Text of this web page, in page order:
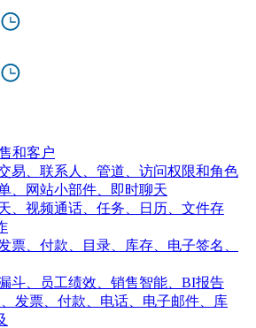
和客户
易、联系人、管道、访问权限和角色
、网站小部件、即时聊天
、视频通话、任务、日历、文件存
票、付款、目录、库存、电子签名、
斗、员工绩效、销售智能、BI报告
发票、付款、电话、电子邮件、库